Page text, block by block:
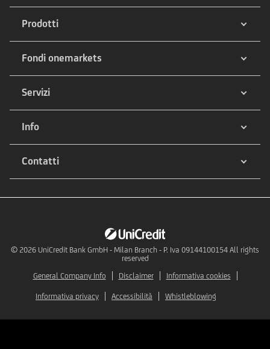
Prodotti
Fondi onemarkets
Servizi
Info
Contatti
© 2026 UniCredit Bank GmbH - Milan Branch - P. Iva 09144100154 All rights
reserved
General Company Info
Disclaimer Informativa cookies
Informativa privacy Accessibilità Whistleblowing